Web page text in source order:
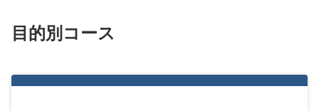
目的別コース